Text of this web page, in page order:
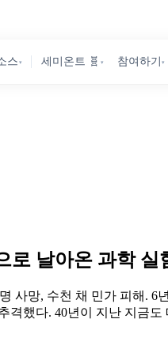
스 ▾ 세미온트 🧬 ▾ 참여하기 ▾
날아온 과학 실
사망, 수천 채 민가 피해. 6
격했다. 40년이 지난 지금도